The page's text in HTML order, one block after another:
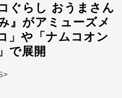
ぐらし おうまさん
』がアミューズメ
」や「ナムコオン
で展開